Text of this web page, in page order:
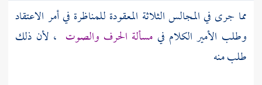
مما جرى في المجالس الثلاثة المعقودة للمناظرة في أمر الاعتقاد
وطلب الأمير الكلام في مسألة الحرف والصوت ، لأن ذلك
طلب منه